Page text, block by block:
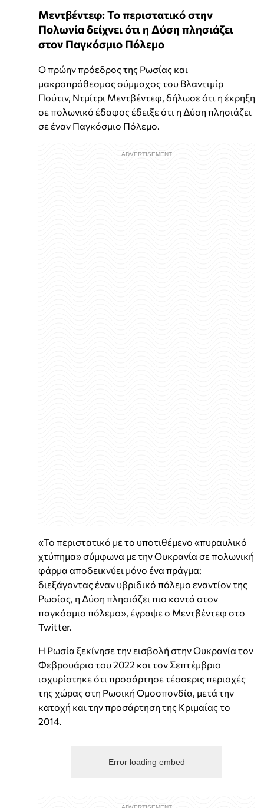
Μεντβέντεφ: Το περιστατικό στην
Πολωνία δείχνει ότι η Δύση πλησιάζει
στον Παγκόσμιο Πόλεμο
Ο πρώην πρόεδρος της Ρωσίας και
μακροπρόθεσμος σύμμαχος του Βλαντιμίρ
Πούτιν, Ντμίτρι Μεντβέντεφ, δήλωσε ότι η έκρηξη
σε πολωνικό έδαφος έδειξε ότι η Δύση πλησιάζει
σε έναν Παγκόσμιο Πόλεμο.
«Το περιστατικό με το υποτιθέμενο «πυραυλικό
χτύπημα» σύμφωνα με την Ουκρανία σε πολωνική
φάρμα αποδεικνύει μόνο ένα πράγμα:
διεξάγοντας έναν υβριδικό πόλεμο εναντίον της
Ρωσίας, η Δύση πλησιάζει πιο κοντά στον
παγκόσμιο πόλεμο», έγραψε ο Μεντβέντεφ στο
Twitter.
Η Ρωσία ξεκίνησε την εισβολή στην Ουκρανία τον
Φεβρουάριο του 2022 και τον Σεπτέμβριο
ισχυρίστηκε ότι προσάρτησε τέσσερις περιοχές
της χώρας στη Ρωσική Ομοσπονδία, μετά την
κατοχή και την προσάρτηση της Κριμαίας το
2014.
Error loading embed